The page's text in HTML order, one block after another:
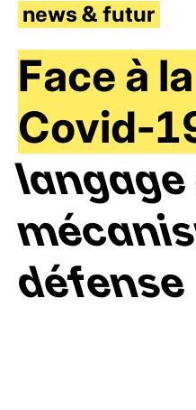
news & futur
Face à
Covid-
langage
défense